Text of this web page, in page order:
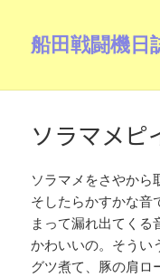
船田戦闘機日
ソラマメピ
ソラマメをさやから
そしたらかすかな音
まって漏れ出てくる
かわいいの。そうい
グツ煮て、豚の肩ロ